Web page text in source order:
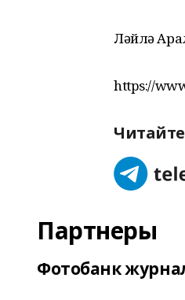
Ләйлә
https://
Партнеры
Фотобанк